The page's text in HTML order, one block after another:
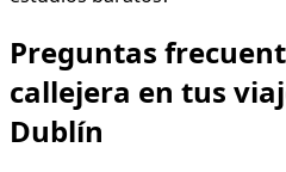
Preguntas
callejera en tus
Dublín